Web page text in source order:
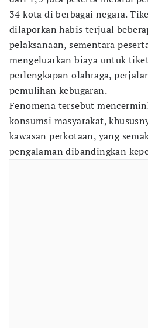
34 kota di berbagai negara.
dilaporkan habis terjual
pelaksanaan, sementara
mengeluarkan biaya untuk
perlengkapan olahraga,
pemulihan kebugaran.
Fenomena tersebut
konsumsi masyarakat,
kawasan perkotaan, yang
pengalaman dibandingkan